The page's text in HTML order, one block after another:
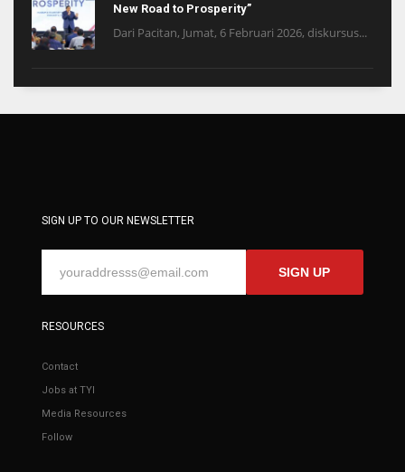
New Road to Prosperity”
Dari Pacitan, Jumat, 6 Februari 2026, diskursus...
SIGN UP TO OUR NEWSLETTER
SIGN UP
RESOURCES
Contact
Jobs at TYI
Media Resources
Follow